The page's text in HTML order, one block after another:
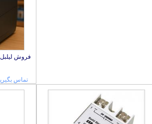
فروش لیلبل
تماس